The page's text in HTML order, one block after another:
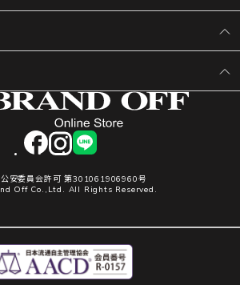
facebookinstagram
LINE
安委員会許可 第301061906960号
Off Co.,Ltd. All Rights Reserved.